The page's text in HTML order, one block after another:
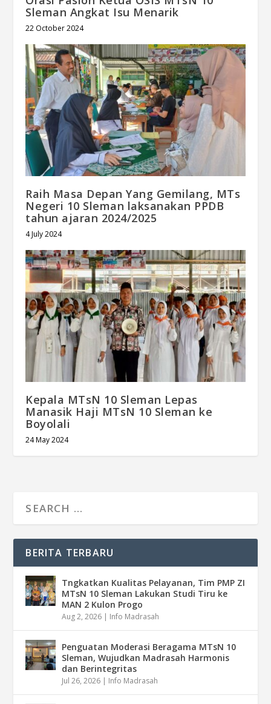
Sleman Angkat Isu Menarik
22 October 2024
Raih Masa Depan Yang Gemilang, MTs
Negeri 10 Sleman laksanakan PPDB
tahun ajaran 2024/2025
4 July 2024
Kepala MTsN 10 Sleman Lepas
Manasik Haji MTsN 10 Sleman ke
Boyolali
24 May 2024
BERITA TERBARU
Tngkatkan Kualitas Pelayanan, Tim PMP ZI
MTsN 10 Sleman Lakukan Studi Tiru ke
MAN 2 Kulon Progo
Aug 2, 2026 | Info Madrasah
Penguatan Moderasi Beragama MTsN 10
Sleman, Wujudkan Madrasah Harmonis
dan Berintegritas
Jul 26, 2026 | Info Madrasah